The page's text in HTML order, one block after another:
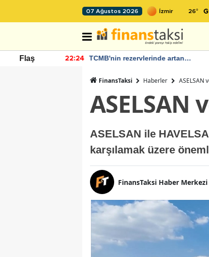
07 Ağustos 2026 26°
Flaş
Artışı 22:24
TCMB'nin rezervlerinde artan
FinansTaksi Haberler ASELSAN
ASELSAN
ASELSAN ile
karşılamak üzere
FinansTaksi Haber Merkezi